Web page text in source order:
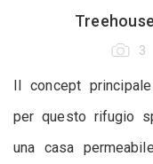
3
Il concept
per questo rifugio
una casa